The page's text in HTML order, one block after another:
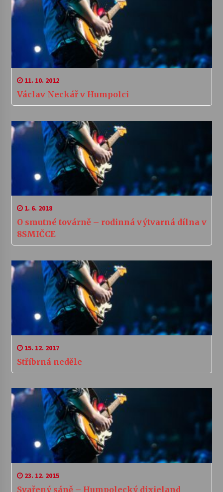
11. 10. 2012
Václav Neckář v Humpolci
1. 6. 2018
O smutné továrně – rodinná výtvarná dílna v
8SMIČCE
15. 12. 2017
Stříbrná neděle
23. 12. 2015
Svařený sáně – Humpolecký dixieland